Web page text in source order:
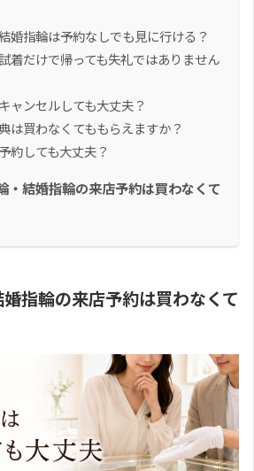
婚指輪は予約なしでも見に行ける？
着だけで帰っても失礼ではありません
ャンセルしても大丈夫？
は買わなくてももらえますか？
約しても大丈夫？
・結婚指輪の来店予約は買わなくて
指輪の来店予約は買わなくて